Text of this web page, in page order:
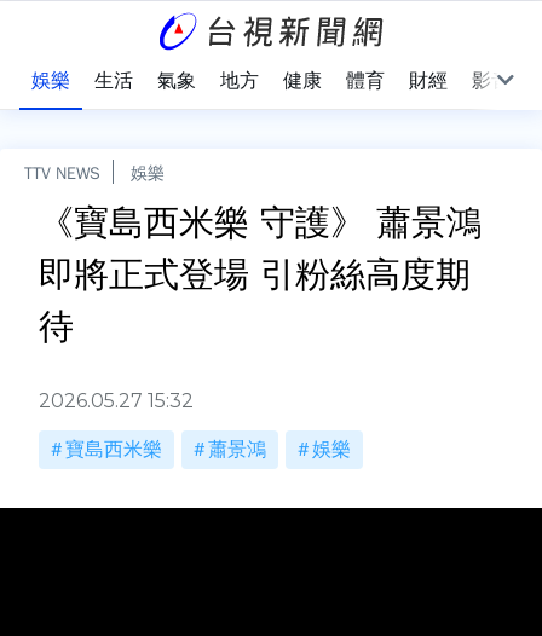
娛樂 生活 氣象 地方 健康 體育 財經 影音
TTV NEWS 娛樂
《寶島西米樂 守護》 蕭景鴻
即將正式登場 引粉絲高度期
待
2026.05.27 15:32
寶島西米樂 蕭景鴻 娛樂